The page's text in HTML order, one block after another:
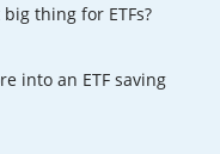
thing for ETFs?
into an ETF saving